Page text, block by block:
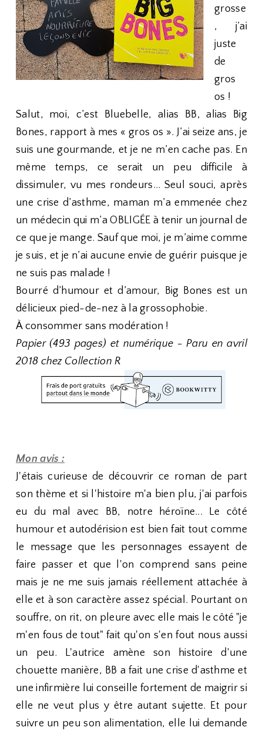
grosse
, j’ai
juste
de
gros
os !
Salut, moi, c’est Bluebelle, alias BB, alias Big
Bones, rapport à mes « gros os ». J’ai seize ans, je
suis une gourmande, et je ne m’en cache pas. En
même temps, ce serait un peu difficile à
dissimuler, vu mes rondeurs… Seul souci, après
une crise d’asthme, maman m’a emmenée chez
un médecin qui m’a OBLIGÉE à tenir un journal de
ce que je mange. Sauf que moi, je m’aime comme
je suis, et je n’ai aucune envie de guérir puisque je
ne suis pas malade !
Bourré d’humour et d’amour, Big Bones est un
délicieux pied-de-nez à la grossophobie.
À consommer sans modération !
Papier (493 pages) et numérique - Paru en avril
2018 chez Collection R
Mon avis :
J'étais curieuse de découvrir ce roman de part
son thème et si l'histoire m'a bien plu, j'ai parfois
eu du mal avec BB, notre héroïne... Le côté
humour et autodérision est bien fait tout comme
le message que les personnages essayent de
faire passer et que l'on comprend sans peine
mais je ne me suis jamais réellement attachée à
elle et à son caractère assez spécial. Pourtant on
souffre, on rit, on pleure avec elle mais le côté "je
m'en fous de tout" fait qu'on s'en fout nous aussi
un peu. L'autrice amène son histoire d'une
chouette manière, BB a fait une crise d'asthme et
une infirmière lui conseille fortement de maigrir si
elle ne veut plus y être autant sujette. Et pour
suivre un peu son alimentation, elle lui demande